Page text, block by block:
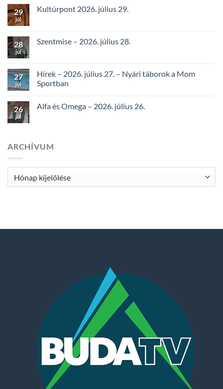
29
júl
Kultúrpont 2026. július 29.
28
júl
Szentmise – 2026. július 28.
27
júl
Hírek – 2026. július 27. – Nyári táborok a Mom
Sportban
26
júl
Alfa és Omega – 2026. július 26.
ARCHÍVUM